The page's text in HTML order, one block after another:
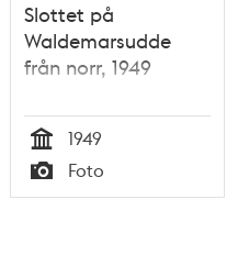
Slottet på
Waldemarsudde
från norr, 1949
Tid
1949
Typ
Foto